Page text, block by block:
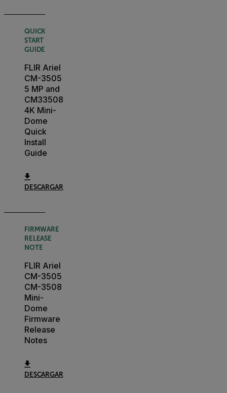
QUICK
START
GUIDE
FLIR Ariel
CM-3505
5 MP and
CM33508
4K Mini-
Dome
Quick
Install
Guide
DESCARGAR
FIRMWARE
RELEASE
NOTE
FLIR Ariel
CM-3505
CM-3508
Mini-
Dome
Firmware
Release
Notes
DESCARGAR